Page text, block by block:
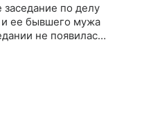
по делу
ее бывшего мужа
не появилась.